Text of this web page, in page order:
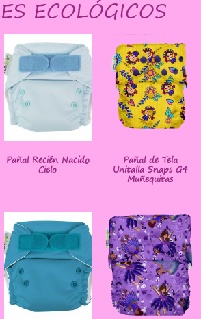
ECOLÓGICOS
Pañal Recién Nacido
Cielo
Pañal de Tela
Unitalla Snaps G4
Muñequitas